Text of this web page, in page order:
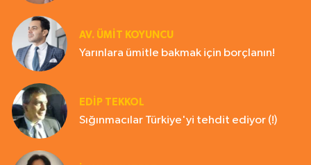
AV. ÜMIT KOYUNCU
Yarınlara ümitle bakmak için borçlanın!
EDIP TEKKOL
Sığınmacılar Türkiye'yi tehdit ediyor (!)